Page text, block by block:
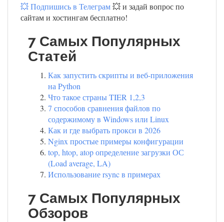
💥 Подпишись в Телеграм💥 и задай вопрос по
сайтам и хостингам бесплатно!
7 Самых Популярных
Статей
Как запустить скрипты и веб-приложения
на Python
Что такое страны TIER 1,2,3
7 способов сравнения файлов по
содержимому в Windows или Linux
Как и где выбрать прокси в 2026
Nginx простые примеры конфигурации
top, htop, atop определение загрузки ОС
(Load average, LA)
Использование rsync в примерах
7 Самых Популярных
Обзоров